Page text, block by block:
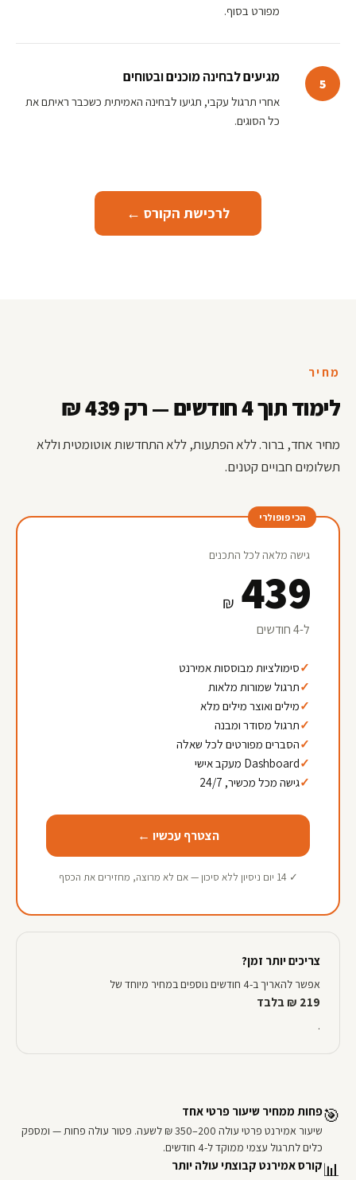
מפורט בסוף.
5 מגיעים לבחינה מוכנים ובטוחים
אחרי תרגול עקבי, תגיעו לבחינה האמיתית כשכבר ראיתם את
כל הסוגים.
לרכישת הקורס ←
מחיר
לימוד תוך 4 חודשים — רק 439 ₪
מחיר אחד, ברור. ללא הפתעות, ללא התחדשות אוטומטית וללא
תשלומים חבויים קטנים.
הכי פופולרי
גישה מלאה לכל התכנים
439
₪
ל-4 חודשים
סימולציות מבוססות אמירנט
תרגול שמורות מלאות
מילים ואוצר מילים מלא
תרגול מסודר ומבנה
הסברים מפורטים לכל שאלה
Dashboard מעקב אישי
גישה מכל מכשיר, 24/7
הצטרף עכשיו ←
✓ 14 יום ניסיון ללא סיכון — אם לא מרוצה, מחזירים את הכסף
צריכים יותר זמן?
אפשר להאריך ב-4 חודשים נוספים במחיר מיוחד של
219 ₪ בלבד
.
🎯פחות ממחיר שיעור פרטי אחד
שיעור אמירנט פרטי עולה 200–350 ₪ לשעה. פטור עולה פחות — ומספק
כלים לתרגול עצמי ממוקד ל-4 חודשים.
📊קורס אמירנט קבוצתי עולה יותר